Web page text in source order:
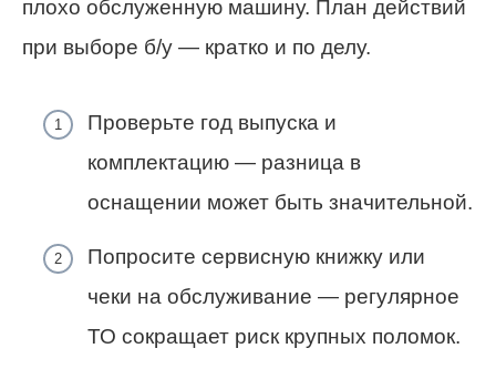
плохо обслуженную машину. План действий
при выборе б/у — кратко и по делу.
Проверьте год выпуска и
комплектацию — разница в
оснащении может быть значительной.
Попросите сервисную книжку или
чеки на обслуживание — регулярное
ТО сокращает риск крупных поломок.